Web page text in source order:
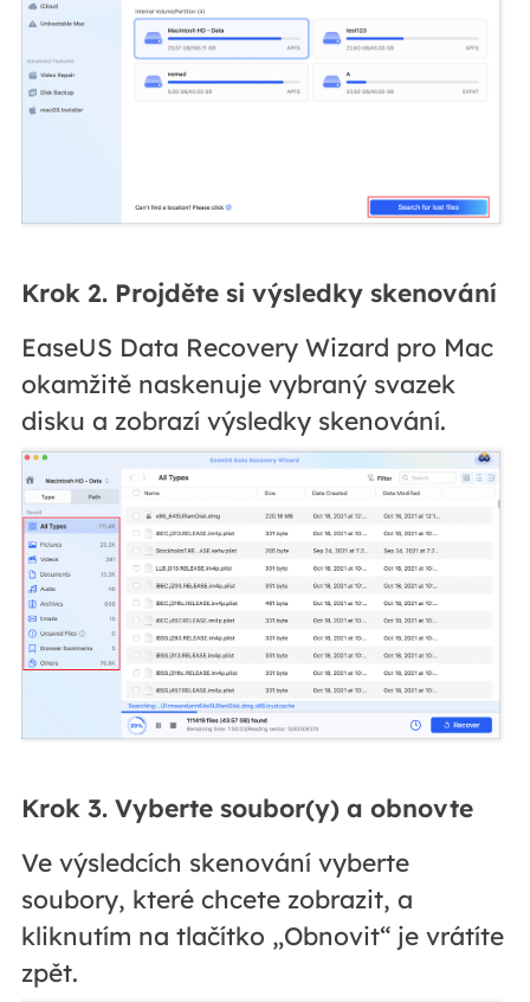
Krok 2. Projděte si výsledky skenování
EaseUS Data Recovery Wizard pro Mac
okamžitě naskenuje vybraný svazek
disku a zobrazí výsledky skenování.
Krok 3. Vyberte soubor(y) a obnovte
Ve výsledcích skenování vyberte
soubory, které chcete zobrazit, a
kliknutím na tlačítko „Obnovit“ je vrátíte
zpět.